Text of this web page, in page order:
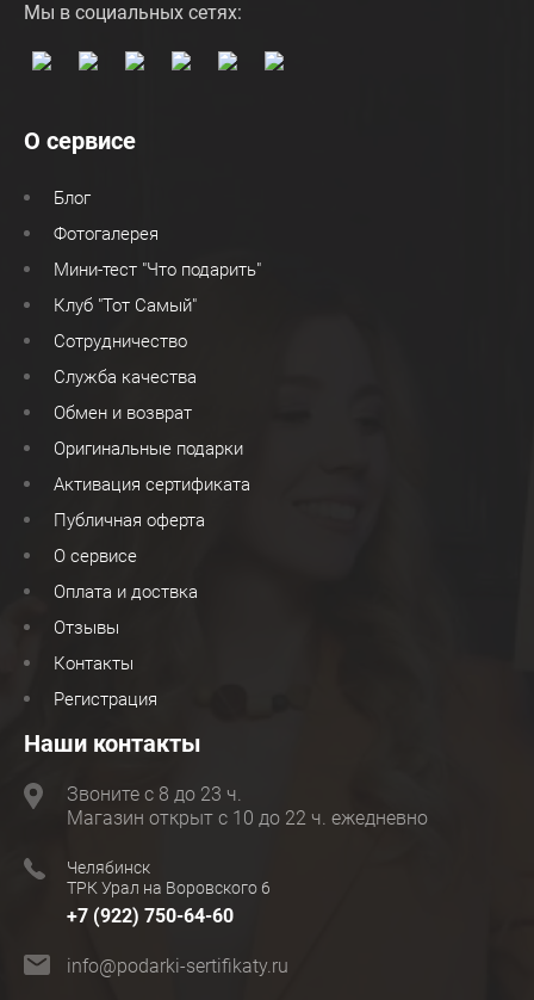
Мы в социальных сетях:
О сервисе
Блог
Фотогалерея
Мини-тест "Что подарить"
Клуб "Тот Самый"
Сотрудничество
Служба качества
Обмен и возврат
Оригинальные подарки
Активация сертификата
Публичная оферта
О сервисе
Оплата и доствка
Отзывы
Контакты
Регистрация
Наши контакты
Звоните с 8 до 23 ч.
Магазин открыт с 10 до 22 ч. ежедневно
Челябинск
ТРК Урал на Воровского 6
+7 (922) 750-64-60
info@podarki-sertifikaty.ru